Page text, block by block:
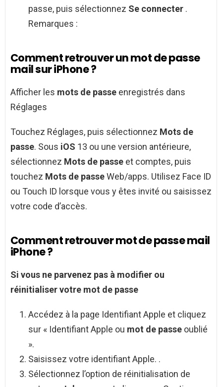
passe, puis sélectionnez Se connecter .
Remarques :
Comment retrouver un mot de passe
mail sur iPhone ?
Afficher les mots de passe enregistrés dans
Réglages
Touchez Réglages, puis sélectionnez Mots de
passe. Sous iOS 13 ou une version antérieure,
sélectionnez Mots de passe et comptes, puis
touchez Mots de passeWeb/apps. Utilisez Face ID
ou Touch ID lorsque vous y êtes invité ou saisissez
votre code d’accès.
Comment retrouver mot de passe mail
iPhone ?
Si vous ne parvenez pas à modifier ou
réinitialiser votre mot de passe
Accédez à la page Identifiant Apple et cliquez
sur « Identifiant Apple ou mot de passe oublié
».
Saisissez votre identifiant Apple. .
Sélectionnez l’option de réinitialisation de